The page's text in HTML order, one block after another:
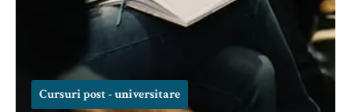
Cursuri post - universitare